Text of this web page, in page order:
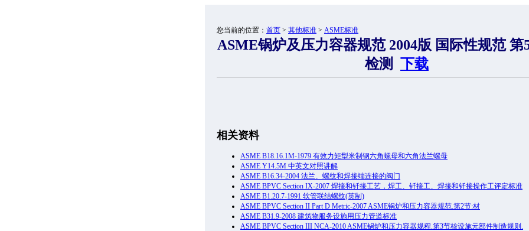
您当前的位置： 首页 > 其他标准 > ASME标准
ASME锅炉及压力容器规范 2004版 国际性规范 第
检测
下载
相关资料
ASME B18.16.1M-1979 有效力矩型米制钢六角螺母和六角法兰螺母
ASME Y14.5M 中英文对照讲解
ASME B16.34-2004 法兰、螺纹和焊接端连接的阀门
ASME BPVC Section IX-2007 焊接和钎接工艺，焊工、钎接工、焊接和钎接操作工评定标准
ASME B1.20.7-1991 软管联结螺纹(英制)
ASME BPVC Section II Part D Metric-2007 ASME锅炉和压力容器规范.第2节:材
ASME B31.9-2008 建筑物服务设施用压力管道标准
ASME BPVC Section III NCA-2010 ASME锅炉和压力容器规程.第3节核设施元部件制造规则.